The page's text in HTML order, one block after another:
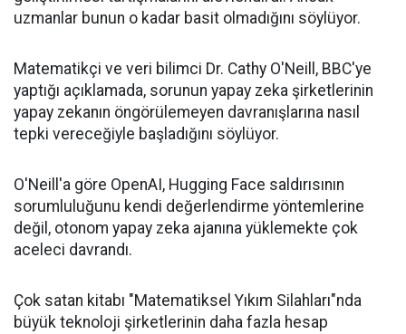
uzmanlar bunun o kadar basit olmadığını söylüyor.
Matematikçi ve veri bilimci Dr. Cathy O'Neill, BBC'ye
yaptığı açıklamada, sorunun yapay zeka şirketlerinin
yapay zekanın öngörülemeyen davranışlarına nasıl
tepki vereceğiyle başladığını söylüyor.
O'Neill'a göre OpenAI, Hugging Face saldırısının
sorumluluğunu kendi değerlendirme yöntemlerine
değil, otonom yapay zeka ajanına yüklemekte çok
aceleci davrandı.
Çok satan kitabı "Matematiksel Yıkım Silahları"nda
büyük teknoloji şirketlerinin daha fazla hesap